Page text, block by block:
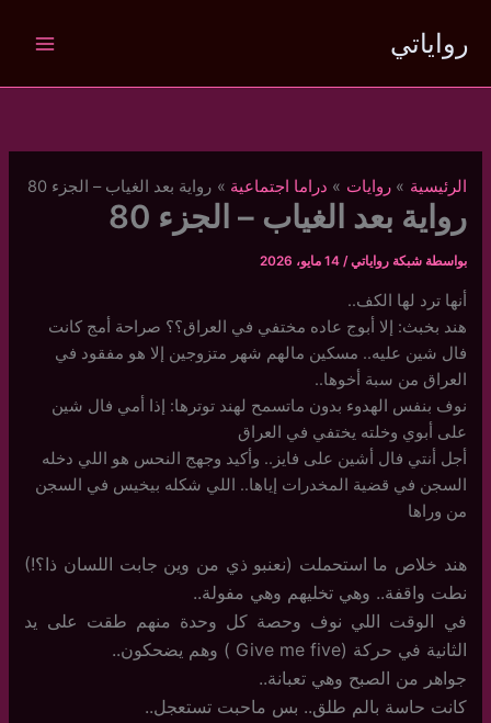
المحتوى
رواياتي
الرئيسية روايات دراما اجتماعية رواية بعد الغياب – الجزء 80
رواية بعد الغياب – الجزء 80
بواسطة شبكة رواياتي/14 مايو، 2026
أنها ترد لها الكف..
هند بخبث: إلا أبوج عاده مختفي في العراق؟؟ صراحة أمج كانت
فال شين عليه.. مسكين مالهم شهر متزوجين إلا هو مفقود في
العراق من سبة أخوها..
نوف بنفس الهدوء بدون ماتسمح لهند توترها: إذا أمي فال شين
على أبوي وخلته يختفي في العراق
أجل أنتي فال أشين على فايز.. وأكيد وجهج النحس هو اللي دخله
السجن في قضية المخدرات إياها.. اللي شكله بيخيس في السجن
من وراها
هند خلاص ما استحملت (نعنبو ذي من وين جابت اللسان ذا؟!)
نطت واقفة.. وهي تخليهم وهي مفولة..
في الوقت اللي نوف وحصة كل وحدة منهم طقت على يد
الثانية في حركة (Give me five ) وهم يضحكون..
جواهر من الصبح وهي تعبانة..
كانت حاسة بالم طلق.. بس ماحبت تستعجل..